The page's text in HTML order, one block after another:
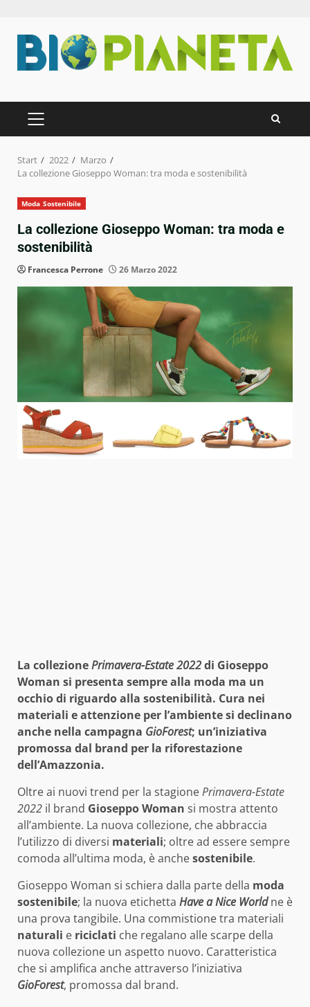
Inhalt
springen
PRIMÄRES
MENÜ
Start 2022
Marzo
La collezione Gioseppo Woman: tra moda e sostenibilità
Moda Sostenibile
La collezione Gioseppo Woman: tra moda e
sostenibilità
Francesca Perrone 26 Marzo 2022
La collezionePrimavera-Estate 2022di Gioseppo
Woman si presenta sempre alla moda ma un
occhio di riguardo alla sostenibilità. Cura nei
materiali e attenzione per l’ambiente si declinano
anche nella campagna GioForest; un’iniziativa
promossa dal brand per la riforestazione
dell’Amazzonia.
Oltre ai nuovi trend per la stagionePrimavera-Estate
2022 il brand Gioseppo Woman si mostra attento
all’ambiente. La nuova collezione, che abbraccia
l’utilizzo di diversi materiali; oltre ad essere sempre
comoda all’ultima moda, è anchesostenibile.
Gioseppo Woman si schiera dalla parte della moda
sostenibile; la nuova etichetta Have a Nice Worldne è
una prova tangibile. Una commistione tra materiali
naturali e riciclati che regalano alle scarpe della
nuova collezione un aspetto nuovo. Caratteristica
che si amplifica anche attraverso l’iniziativa
GioForest, promossa dal brand.